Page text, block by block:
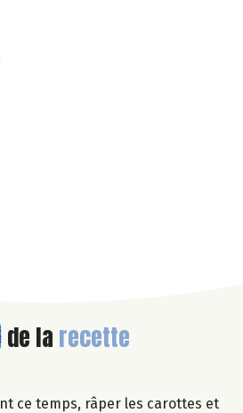
de la recette
ce temps, râper les carottes et